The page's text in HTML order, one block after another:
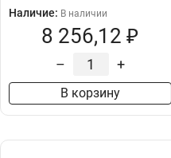
Наличие: В наличии
8 256,12 ₽
– +
В корзину